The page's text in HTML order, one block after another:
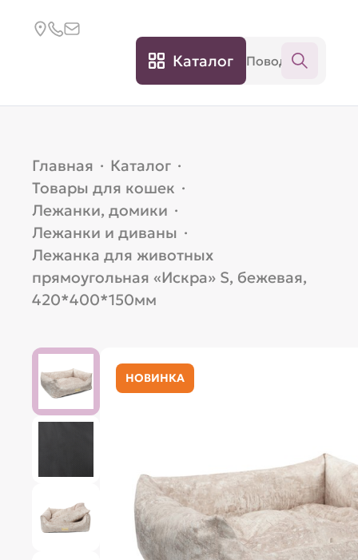
Каталог
Главная · Каталог ·
Товары для кошек ·
Лежанки, домики ·
Лежанки и диваны ·
Лежанка для животных
прямоугольная «Искра» S, бежевая,
420*400*150мм
НОВИНКА